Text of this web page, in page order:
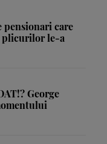
care
plicurilor le-a
George